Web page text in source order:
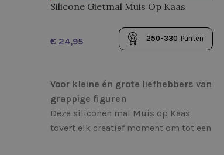
Silicone Gietmal Muis Op Kaas
€ 250-330 Punten
Voor kleine én grote liefhebbers van
grappige figuren
Deze siliconen mal Muis op Kaas
tovert elk creatief moment om tot een